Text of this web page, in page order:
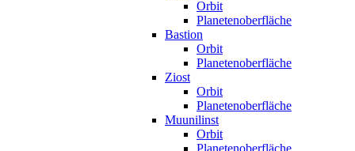
Orbit
Planetenoberfläche
Bastion
Orbit
Planetenoberfläche
Ziost
Orbit
Planetenoberfläche
Muunilinst
Orbit